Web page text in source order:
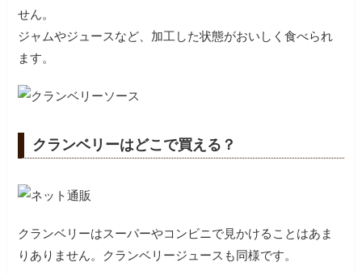
せん。
ジャムやジュースなど、加工した状態がおいしく食べられ
ます。
クランベリーはどこで買える？
クランベリーはスーパーやコンビニで見かけることはあま
りありません。クランベリージュースも同様です。